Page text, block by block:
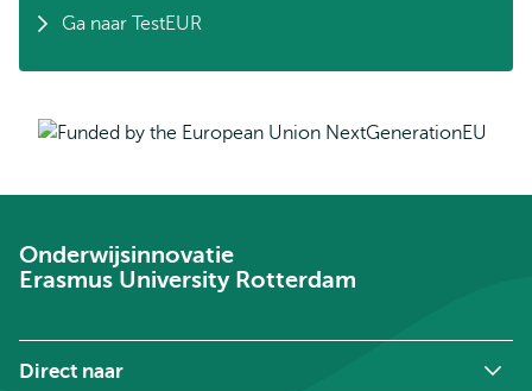
Ga naar TestEUR
Onderwijsinnovatie
Erasmus University Rotterdam
Direct naar